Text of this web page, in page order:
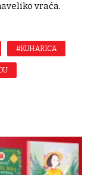
vraća.
#KUHARICA